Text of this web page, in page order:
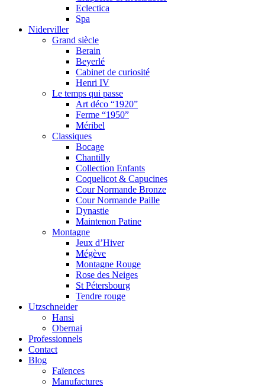
Eclectica
Spa
Niderviller
Grand siècle
Berain
Beyerlé
Cabinet de curiosité
Henri IV
Le temps qui passe
Art déco “1920”
Ferme “1950”
Méribel
Classiques
Bocage
Chantilly
Collection Enfants
Coquelicot & Capucines
Cour Normande Bronze
Cour Normande Paille
Dynastie
Maintenon Patine
Montagne
Jeux d’Hiver
Mégève
Montagne Rouge
Rose des Neiges
St Pétersbourg
Tendre rouge
Utzschneider
Hansi
Obernai
Professionnels
Contact
Blog
Faïences
Manufactures